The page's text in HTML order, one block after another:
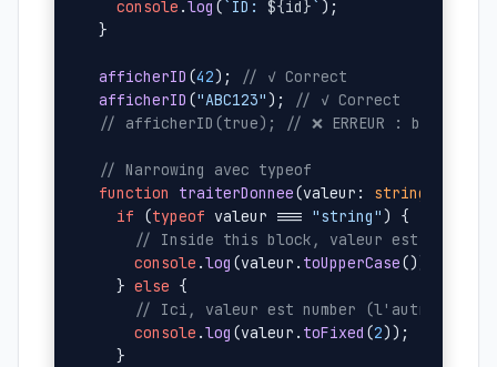
console .log (`ID: ${id}` );
}
afficherID (42);
// ✓ Correct
afficherID ("ABC123");
// ✓ Correct
// afficherID(true); // ❌ ERREUR : boolean
// Narrowing avec typeof
function
traiterDonnee(valeur: string
if (typeof valeur === "string") {
// Inside this block, valeur est string
console .log (valeur. toUpperCase());
  }
else {
// Ici, valeur est number (l'autre
console .log (valeur. toFixed (2));
  }